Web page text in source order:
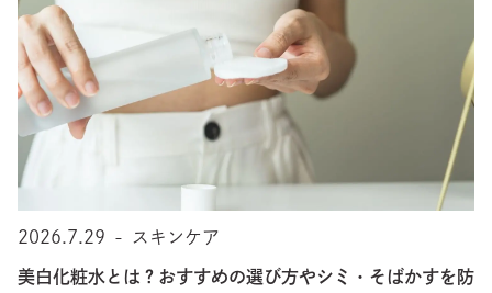
2026.7.29 - スキンケア
美白化粧水とは？おすすめの選び方やシミ・そばかすを防